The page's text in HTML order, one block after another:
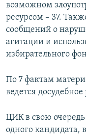
возможном
ресурсом – 37.
сообщений о
агитации и
избирательного
По 7 фактам
ведется
ЦИК в свою
одного кандидата,